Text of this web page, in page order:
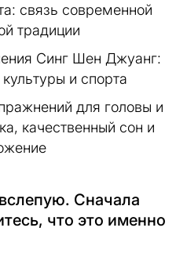
связь современной
традиции
Синг Шен Джуанг:
и спорта
для головы и
качественный сон и
Сначала
что это именно